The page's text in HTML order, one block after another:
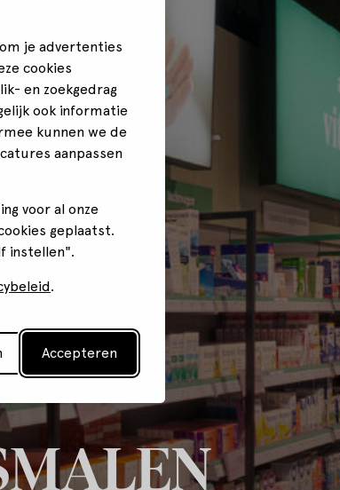
je advertenties
cookies
en zoekgedrag
ook informatie
kunnen we de
aanpassen
voor al onze
geplaatst.
instellen".
.
Accepteren